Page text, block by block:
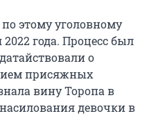
по этому уголовному
2022 года. Процесс был
о
присяжных
вину Торопа в
девочки в